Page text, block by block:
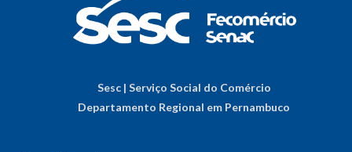
Sesc | Serviço Social do Comércio
Departamento Regional em Pernambuco